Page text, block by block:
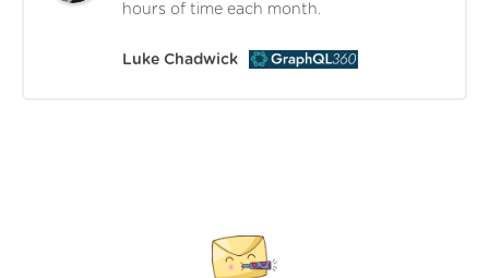
hours of time each month.
Luke Chadwick